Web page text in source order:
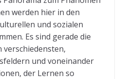
werden hier in den
und sozialen
Es sind gerade die
und voneinander
der Lernen so